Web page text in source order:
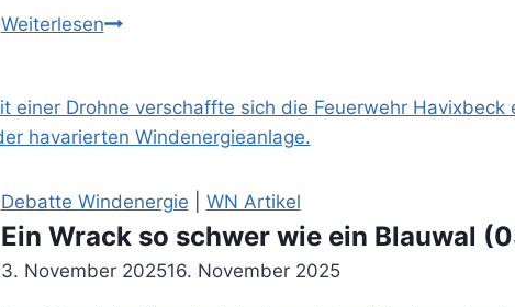
WeiterlesenWindkraft:
sich
ein
Debatte Windenergie
WN Artikel
Ein Wrack so schwer wie ein Blauwal
3. November 202516. November 2025